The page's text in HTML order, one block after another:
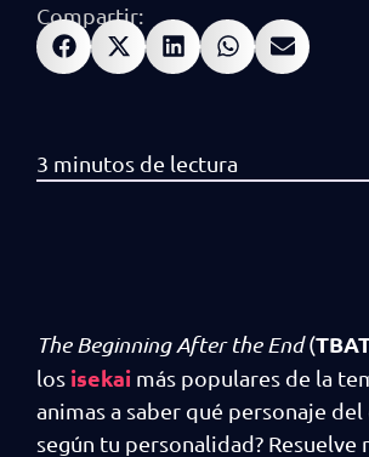
Compartir:
The Beginning After the End(
los isekai más populares de la
animas a saber qué personaje
según tu personalidad? Resuelve